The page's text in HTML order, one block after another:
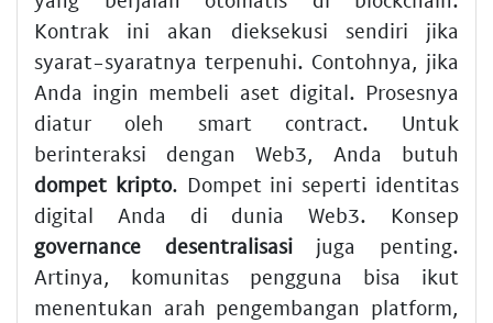
Kontrak ini akan dieksekusi sendiri jika
syarat-syaratnya terpenuhi. Contohnya, jika
Anda ingin membeli aset digital. Prosesnya
diatur oleh smart contract. Untuk
berinteraksi dengan Web3, Anda butuh
dompet kripto. Dompet ini seperti identitas
digital Anda di dunia Web3. Konsep
governance desentralisasijuga penting.
Artinya, komunitas pengguna bisa ikut
menentukan arah pengembangan platform,